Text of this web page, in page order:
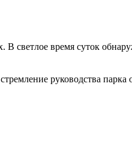
В светлое время суток
руководства парка